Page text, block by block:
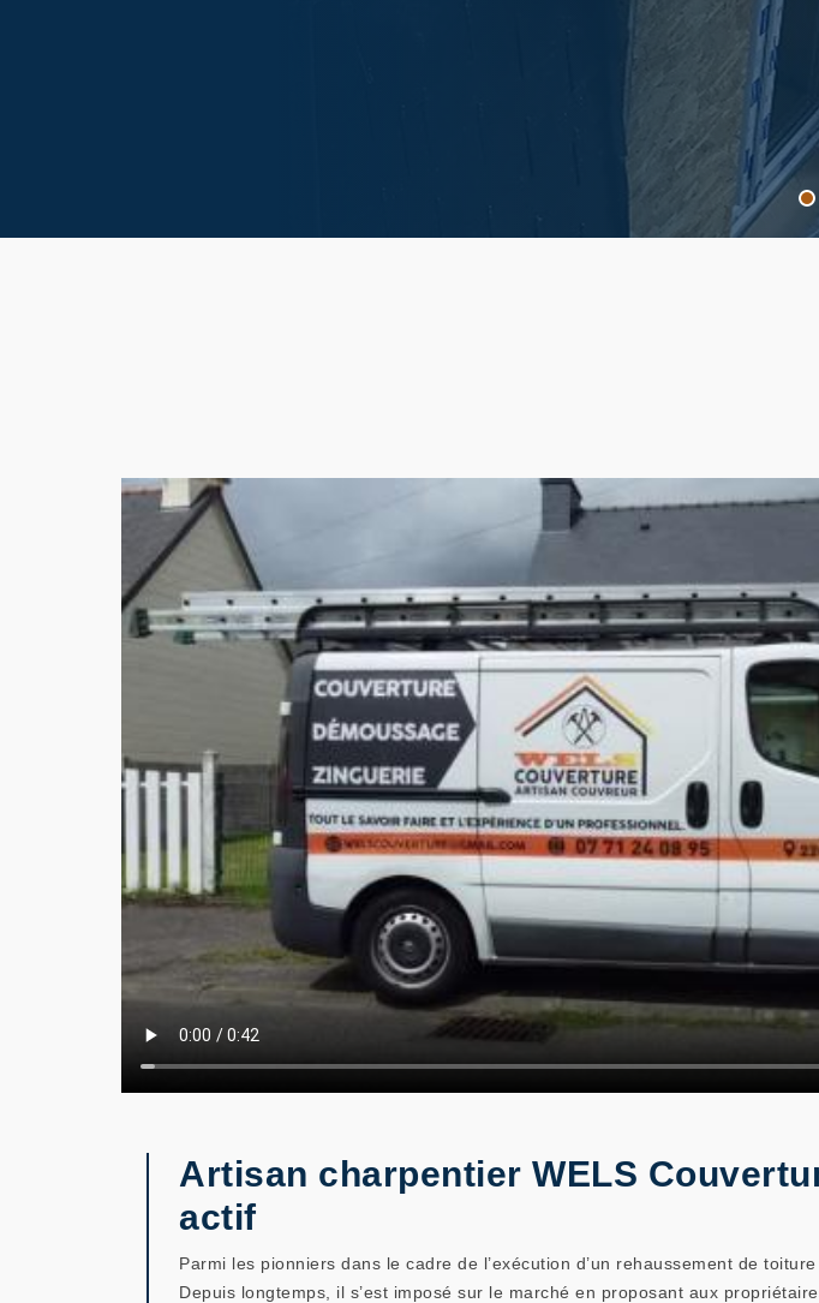
Artisan charpentier WELS
actif
Parmi les pionniers dans le cadre de l’exécution d’un rehaussement de
Depuis longtemps, il s’est imposé sur le marché en proposant aux